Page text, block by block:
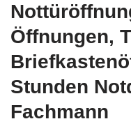
Öffnungen,
Stunden
Fachmann